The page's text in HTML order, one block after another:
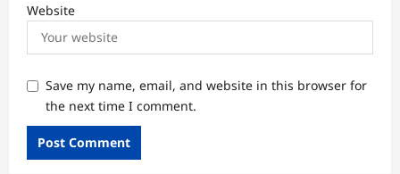
Website
Save my name, email, and website in this browser for
the next time I comment.